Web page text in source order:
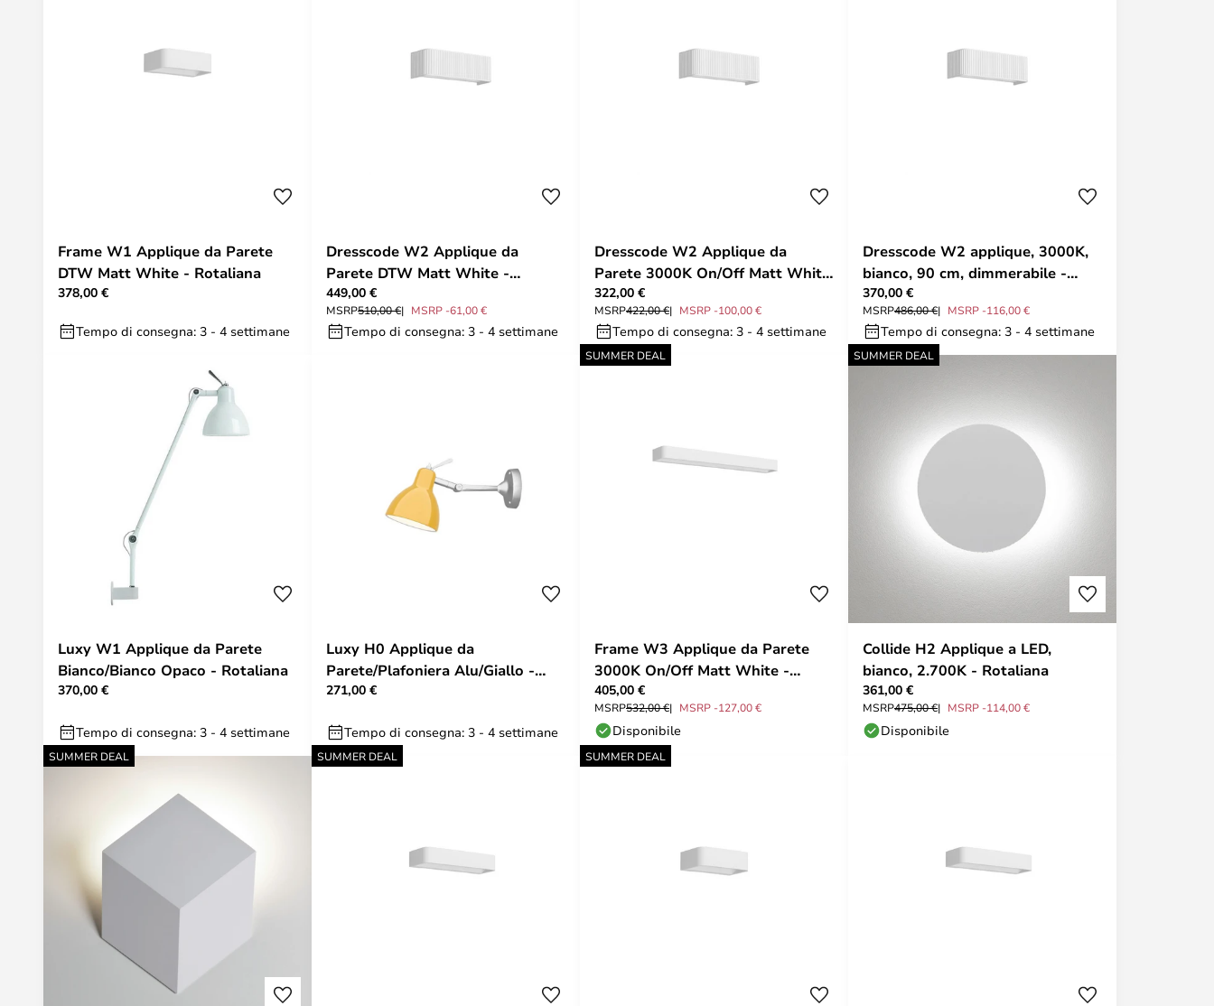
Frame W1 Applique da Parete
DTW Matt White - Rotaliana
378,00 €
Tempo di consegna: 3 - 4 settimane
Dresscode W2 Applique da
Parete DTW Matt White -
Rotaliana
449,00 €
MSRP510,00 € MSRP -61,00 €
Tempo di consegna: 3 - 4 settimane
Dresscode W2 Applique da
Parete 3000K On/Off Matt White
- Rotaliana
322,00 €
MSRP422,00 € MSRP -100,00 €
Tempo di consegna: 3 - 4 settimane
Dresscode W2 applique, 3000K,
bianco, 90 cm, dimmerabile -
Rotaliana
370,00 €
MSRP486,00 € MSRP -116,00 €
Tempo di consegna: 3 - 4 settimane
Luxy W1 Applique da Parete
Bianco/Bianco Opaco - Rotaliana
370,00 €
Tempo di consegna: 3 - 4 settimane
Luxy H0 Applique da
Parete/Plafoniera Alu/Giallo -
Rotaliana
271,00 €
Tempo di consegna: 3 - 4 settimane
SUMMER DEAL
Frame W3 Applique da Parete
3000K On/Off Matt White -
Rotaliana
405,00 €
MSRP532,00 € MSRP -127,00 €
Disponibile
SUMMER DEAL
Collide H2 Applique a LED,
bianco, 2.700K - Rotaliana
361,00 €
MSRP475,00 € MSRP -114,00 €
Disponibile
SUMMER DEAL SUMMER DEAL SUMMER DEAL